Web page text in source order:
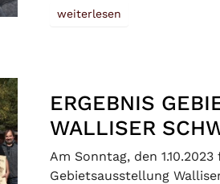
weiterlesen
ERGEBNIS
WALLISER
Am Sonntag, den
Gebietsausstellung